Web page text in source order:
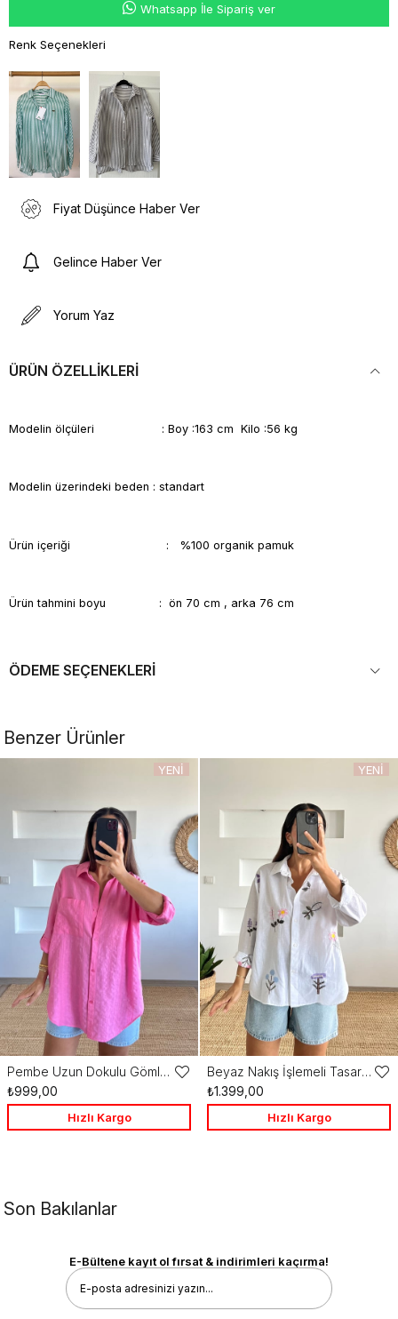
Whatsapp İle Sipariş ver
Renk Seçenekleri
Fiyat Düşünce Haber Ver
Gelince Haber Ver
Yorum Yaz
ÜRÜN ÖZELLIKLERI
Modelin ölçüleri : Boy :163 cm Kilo :56 kg
Modelin üzerindeki beden : standart
Ürün içeriği : %100 organik pamuk
Ürün tahmini boyu : ön 70 cm , arka 76 cm
ÖDEME SEÇENEKLERI
Benzer Ürünler
YENI
Pembe Uzun Dokulu Gömlek
Favorilere
Ekle
₺999,00
Hızlı Kargo
YENI
Beyaz Nakış İşlemeli Tasarım Gömlek
Ekle
₺1.399,00
Hızlı Kargo
Son Bakılanlar
E-Bültene kayıt ol fırsat & indirimleri kaçırma!